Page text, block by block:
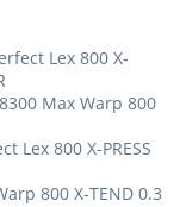
Lex 800 X-
Max Warp 800
Lex 800 X-PRESS
800 X-TEND 0.3